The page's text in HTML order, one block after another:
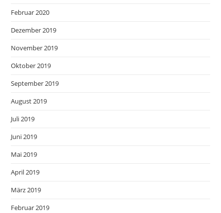
Februar 2020
Dezember 2019
November 2019
Oktober 2019
September 2019
August 2019
Juli 2019
Juni 2019
Mai 2019
April 2019
März 2019
Februar 2019